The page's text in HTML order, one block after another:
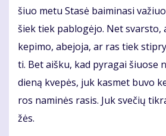
šiuo me­tu Sta­sė bai­mi­na­si
šiek tiek pa­blo­gė­jo. Net svars­to,
ke­pi­mo, abe­jo­ja, ar ras tiek
ti. Bet aiš­ku, kad py­ra­gai šiuo­se
die­ną kve­pės, juk kas­met bu­vo
ros na­mi­nės ra­sis. Juk sve­čių
žės.